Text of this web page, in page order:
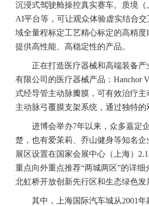
沉浸式驾驶舱操控真实赛车。质境
AI平台等，可让观众体验虚实结合
域全量程标定工艺精心标定的高精
提供高性能、高稳定性的产品。
正在打造医疗器械和高端装备
有限公司的医疗器械产品：Hanchor
式经导管主动脉瓣膜，可有效治疗
主动脉弓覆膜支架系统，通过独特
进博会举办7年以来，众多嘉定
楚，也有爱茉莉、乔山健身等知名
展区设置在国家会展中心（上海）
重点向外重点推荐“两城两区”的详
北虹桥开放创新先行区和生态绿色发
其中，上海国际汽车城从2001